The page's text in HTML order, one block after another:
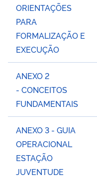
ORIENTAÇÕES
PARA
FORMALIZAÇÃO E
EXECUÇÃO
ANEXO 2
- CONCEITOS
FUNDAMENTAIS
ANEXO 3 - GUIA
OPERACIONAL
ESTAÇÃO
JUVENTUDE